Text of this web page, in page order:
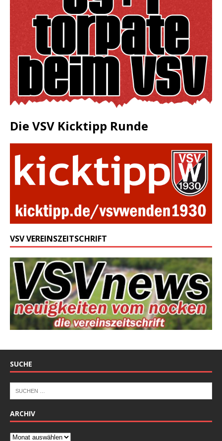
Die VSV Kicktipp Runde
VSV VEREINSZEITSCHRIFT
SUCHE
ARCHIV